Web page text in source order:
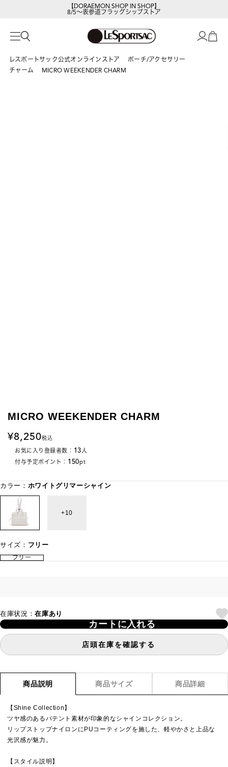
【DORAEMON SHOP IN SHOP】
8/5～表参道フラッグシップストア
レスポートサック公式オンラインストア
ポーチ/アクセサリー
チャーム
MICRO WEEKENDER CHARM
MICRO WEEKENDER CHARM
8,250税込
お気に入り登録者数： 13人
付与予定ポイント： 150pt
カラー： ホワイトグリマーシャイン
10
サイズ： フリー
フリー
在庫状況：在庫あり
カートに入れる
店頭在庫を確認する
商品説明 商品サイズ 商品詳細
【Shine Collection】
ツヤ感のあるパテント素材が印象的なシャインコレクション。
リップストップナイロンにPUコーティングを施した、軽やかさと上品な
光沢感が魅力。
【スタイル説明】